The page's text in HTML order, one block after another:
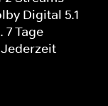
Digital 5.1
Tage